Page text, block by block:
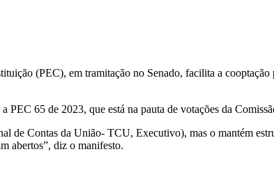
(PEC), em tramitação no Senado, facilita a
65 de 2023, que está na pauta de votações da
de Contas da União- TCU, Executivo), mas o mantém
abertos”, diz o manifesto.